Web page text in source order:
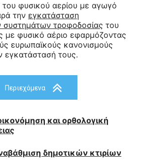
του φυσικού αερίου με αγωγό
την εγκατάσταση
τροφοδοσίας του
με φυσικό αέριο εφαρμόζοντας
ευρωπαϊκούς κανονισμούς
εγκατάστασή τους.
Περιεχόμενα
και ορθολογική
δημοτικών κτιρίων